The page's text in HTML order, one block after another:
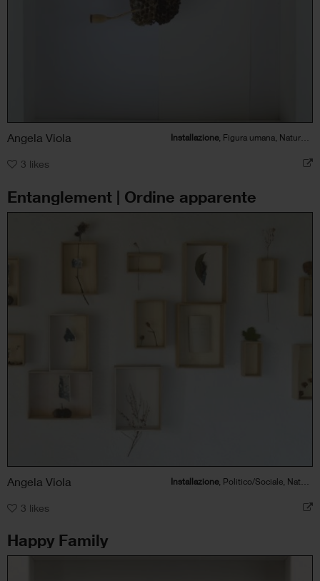
Angela Viola Installazione, Figura umana, Natura, Paesaggio
3 likes
Entanglement | Ordine apparente
Angela Viola Installazione, Politico/Sociale, Natura, Figura umana
3 likes
Happy Family